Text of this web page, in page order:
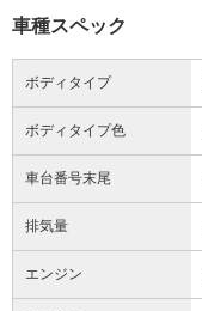
車種スペック
ボディタイプ
ボディタイプ色
車台番号末尾
排気量
エンジン